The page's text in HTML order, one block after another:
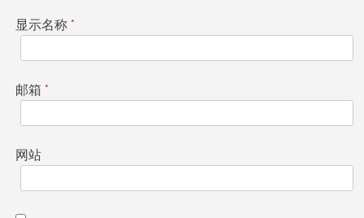
显示名称 *
邮箱 *
网站